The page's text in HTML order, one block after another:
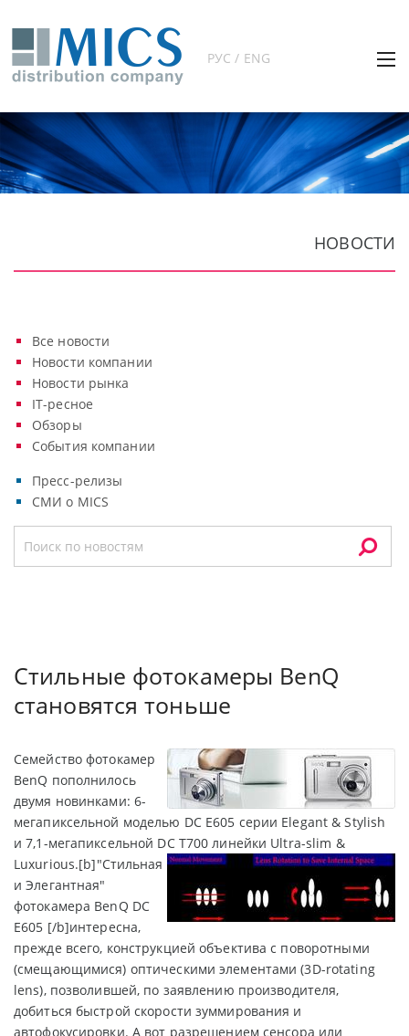
РУС / ENG
НОВОСТИ
Все новости
Новости компании
Новости рынка
IT-ресное
Обзоры
События компании
Пресс-релизы
СМИ о MICS
Стильные фотокамеры BenQ
становятся тоньше
Семейство фотокамер
BenQ пополнилось
двумя новинками: 6-
мегапиксельной моделью DC E605 серии Elegant & Stylish
и 7,1-мегапиксельной DC T700 линейки Ultra-slim &
Luxurious.[b]"Стильная
и Элегантная"
фотокамера BenQ DC
E605 [/b]интересна,
прежде всего, конструкцией объектива с поворотными
(смещающимися) оптическими элементами (3D-rotating
lens), позволившей, по заявлению производителя,
добиться быстрой скорости зуммирования и
автофокусировки. А вот разрешением сенсора или